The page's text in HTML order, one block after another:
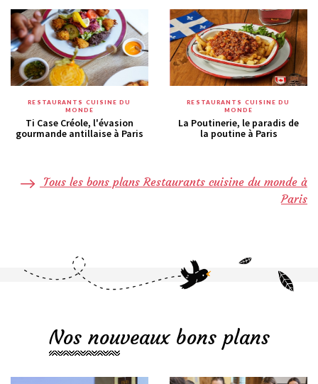
RESTAURANTS CUISINE DU
MONDE
Ti Case Créole, l'évasion
gourmande antillaise à Paris
RESTAURANTS CUISINE DU
MONDE
La Poutinerie, le paradis de
la poutine à Paris
Tous les bons plans Restaurants cuisine du monde à
Paris
Nos nouveaux bons plans